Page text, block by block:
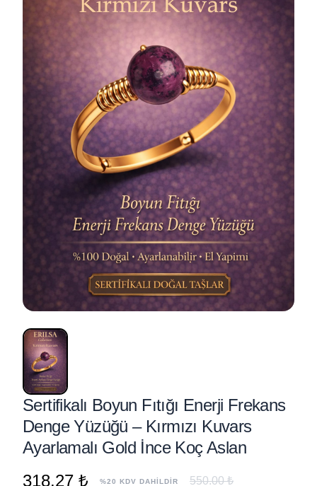
Sertifikalı Boyun Fıtığı Enerji Frekans
Denge Yüzüğü – Kırmızı Kuvars
Ayarlamalı Gold İnce Koç Aslan
318.27 ₺
%20 KDV DAHİLDİR 550.00 ₺